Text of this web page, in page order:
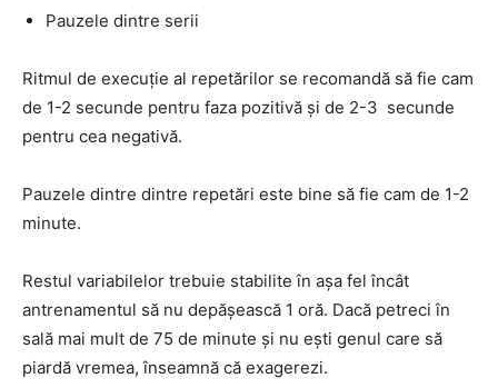
Pauzele dintre serii
Ritmul de execuţie al repetărilor se recomandă să fie cam
de 1-2 secunde pentru faza pozitivă şi de 2-3 secunde
pentru cea negativă.
Pauzele dintre dintre repetări este bine să fie cam de 1-2
minute.
Restul variabilelor trebuie stabilite în aşa fel încât
antrenamentul să nu depăşească 1 oră. Dacă petreci în
sală mai mult de 75 de minute şi nu eşti genul care să
piardă vremea, înseamnă că exagerezi.